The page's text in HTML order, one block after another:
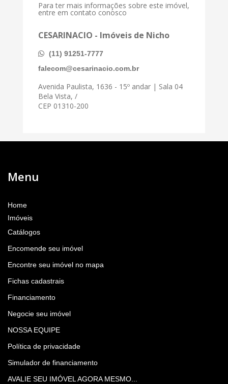
Para ter mais informações sobre este imóvel,
entre em contato conosco
CESARINACIO - Imóveis de Nicho
(11) 91251-7777
falecom@cesarinacio.com.br
Avenida Paulista, 1636 - 15º andar | Sala 04
Bela Vista, /
CEP 01310-200
Menu
Home
Imóveis
Catálogos
Encomende seu imóvel
Encontre seu imóvel no mapa
Fichas cadastrais
Financiamento
Negocie seu imóvel
NOSSA EQUIPE
Política de privacidade
Simulador de financiamento
AVALIE SEU IMÓVEL AGORA MESMO...